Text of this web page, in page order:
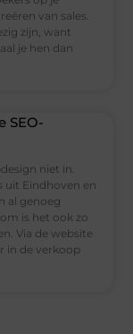
van sales.
zijn, want
je hen dan
SEO-
niet in.
uit Eindhoven en
al genoeg
is het ook zo
Via de website
in de verkoop